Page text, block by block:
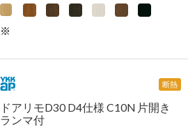
断熱
ドアリモD30 D4仕様 C10N 片開き
ランマ付